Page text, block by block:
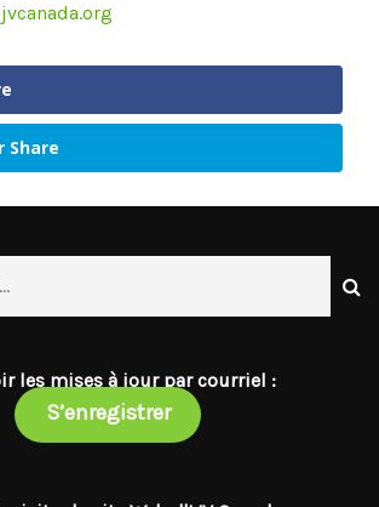
Share
les mises à jour par courriel :
S’enregistrer